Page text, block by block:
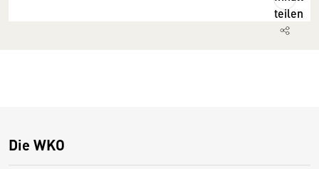
teilen
Die WKO